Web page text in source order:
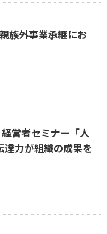
族外事業承継にお
経営者セミナー「人
達力が組織の成果を